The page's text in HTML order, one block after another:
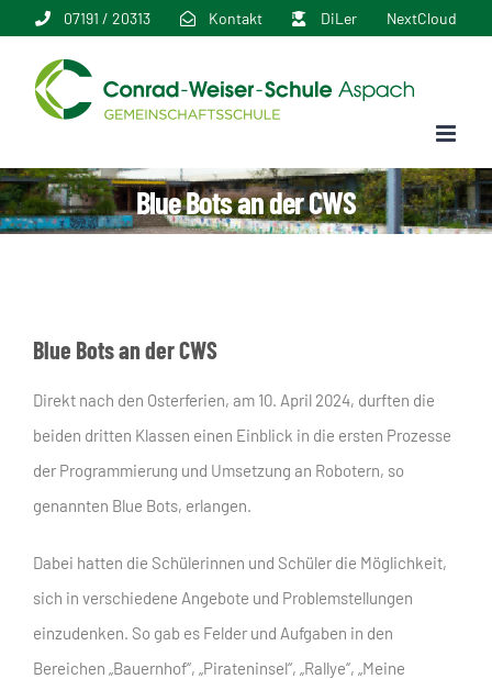
springen
07191 / 20313 Kontakt DiLer NextCloud
Blue Bots an der CWS
Blue Bots an der CWS
Direkt nach den Osterferien, am 10. April 2024, durften die
beiden dritten Klassen einen Einblick in die ersten Prozesse
der Programmierung und Umsetzung an Robotern, so
genannten Blue Bots, erlangen.
Dabei hatten die Schülerinnen und Schüler die Möglichkeit,
sich in verschiedene Angebote und Problemstellungen
einzudenken. So gab es Felder und Aufgaben in den
Bereichen „Bauernhof“, „Pirateninsel“, „Rallye“, „Meine